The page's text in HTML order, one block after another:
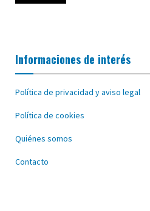
Informaciones de interés
Política de privacidad y aviso legal
Política de cookies
Quiénes somos
Contacto